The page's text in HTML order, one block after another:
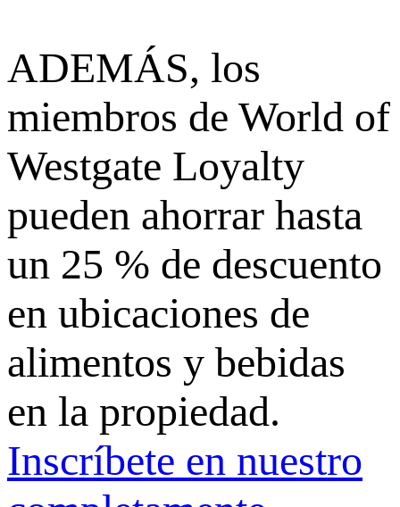
ADEMÁS, los
miembros de World of
Westgate Loyalty
pueden ahorrar hasta
un 25 % de descuento
en ubicaciones de
alimentos y bebidas
en la propiedad.
Inscríbete en nuestro